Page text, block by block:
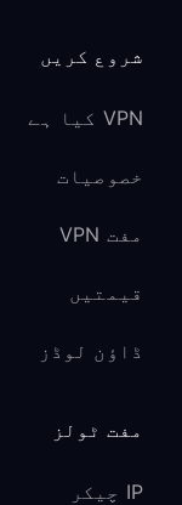
شروع کریں
VPN کیا ہے
خصوصیات
مفت VPN
قیمتیں
ڈاؤن لوڈز
مفت ٹولز
IP چیکر